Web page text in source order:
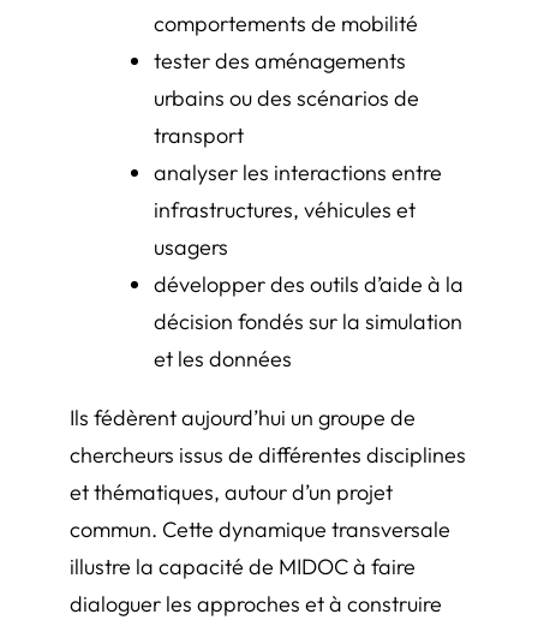
comportements de mobilité
tester des aménagements
urbains ou des scénarios de
transport
analyser les interactions entre
infrastructures, véhicules et
usagers
développer des outils d’aide à la
décision fondés sur la simulation
et les données
Ils fédèrent aujourd’hui un groupe de
chercheurs issus de différentes disciplines
et thématiques, autour d’un projet
commun. Cette dynamique transversale
illustre la capacité de MIDOC à faire
dialoguer les approches et à construire